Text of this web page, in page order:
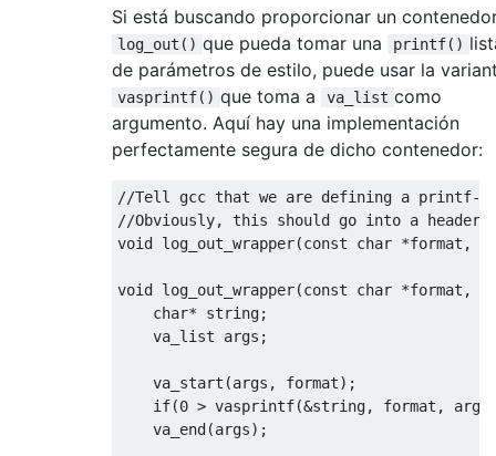
Si está buscando proporcionar un
log_out() que pueda tomar una printf()
de parámetros de estilo, puede usar la
vasprintf() que toma a va_list como
argumento. Aquí hay una implementación
perfectamente segura de dicho contenedor:
//Tell gcc that we are defining a printf-
//Obviously, this should go into a header.
void log_out_wrapper(const char *format ,
void log_out_wrapper(const char *format ,
char* string;
    va_list args
;
    va_start
(args , format);
if(0 > vasprintf(&string, format , args
    va_end
(args);